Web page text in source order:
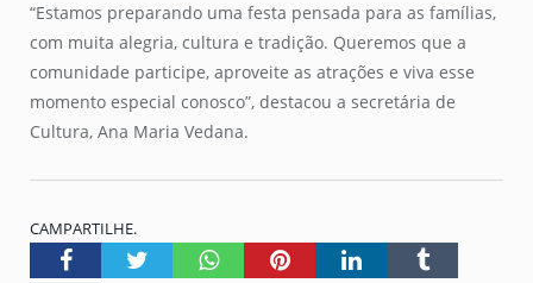
“Estamos preparando uma festa pensada para as famílias,
com muita alegria, cultura e tradição. Queremos que a
comunidade participe, aproveite as atrações e viva esse
momento especial conosco”, destacou a secretária de
Cultura, Ana Maria Vedana.
CAMPARTILHE.
FacebookTwitterWhatsappPinterestLinkedInTumblr